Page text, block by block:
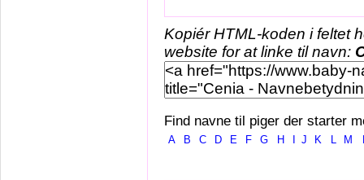
Kopiér HTML-koden i feltet
website for at linke til navn:
Find navne til piger der starter
A B C D E F G H J K L M